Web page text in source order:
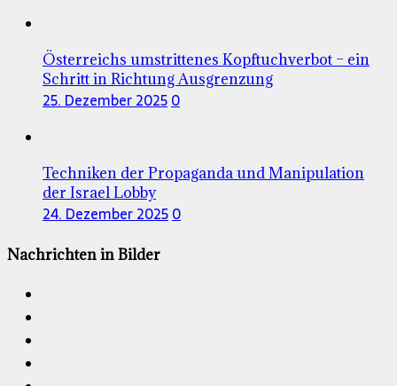
Österreichs umstrittenes Kopftuchverbot – ein
Schritt in Richtung Ausgrenzung
25. Dezember 20250
Techniken der Propaganda und Manipulation
der Israel Lobby
24. Dezember 20250
Nachrichten in Bilder